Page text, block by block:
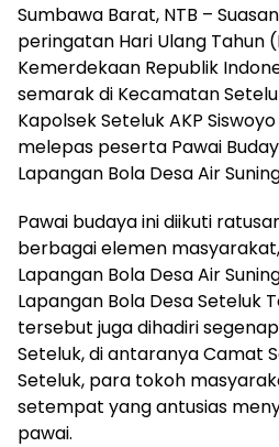
Sumbawa Barat, NTB –
peringatan Hari Ulang Tahun
Kemerdekaan Republik
semarak di Kecamatan
Kapolsek Seteluk AKP
melepas peserta Pawai
Lapangan Bola Desa Air
Pawai budaya ini diikuti
berbagai elemen
Lapangan Bola Desa Air
Lapangan Bola Desa Seteluk
tersebut juga dihadiri
Seteluk, di antaranya Camat
Seteluk, para tokoh
setempat yang antusias
pawai.